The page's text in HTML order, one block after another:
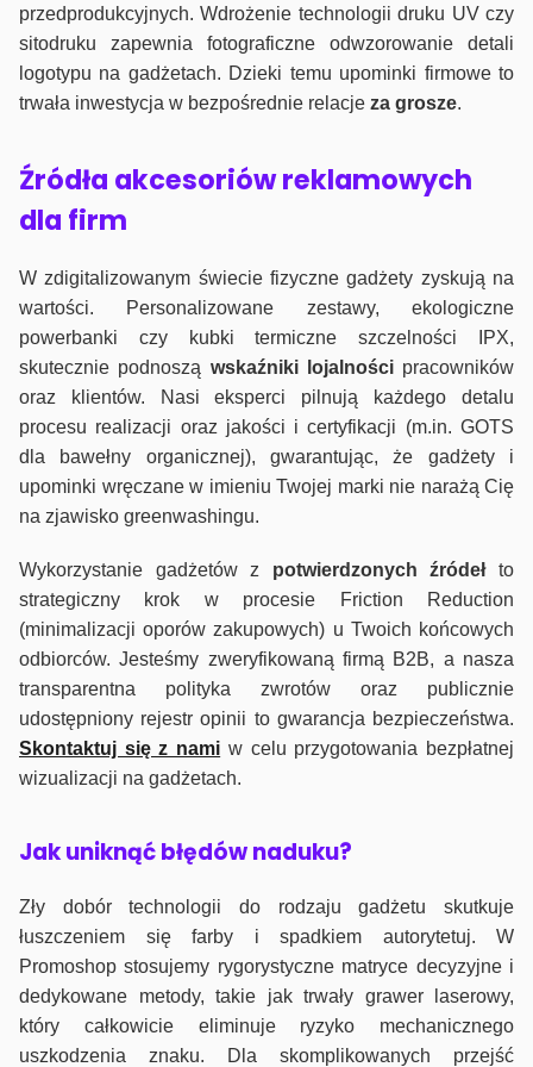
przedprodukcyjnych. Wdrożenie technologii druku UV czy
sitodruku zapewnia fotograficzne odwzorowanie detali
logotypu na gadżetach. Dzieki temu upominki firmowe to
trwała inwestycja w bezpośrednie relacje za grosze.
Źródła akcesoriów reklamowych
dla firm
W zdigitalizowanym świecie fizyczne gadżety zyskują na
wartości. Personalizowane zestawy, ekologiczne
powerbanki czy kubki termiczne szczelności IPX,
skutecznie podnoszą wskaźniki lojalnościpracowników
oraz klientów. Nasi eksperci pilnują każdego detalu
procesu realizacji oraz jakości i certyfikacji (m.in. GOTS
dla bawełny organicznej), gwarantując, że gadżety i
upominki wręczane w imieniu Twojej marki nie narażą Cię
na zjawisko greenwashingu.
Wykorzystanie gadżetów z potwierdzonych źródełto
strategiczny krok w procesie Friction Reduction
(minimalizacji oporów zakupowych) u Twoich końcowych
odbiorców. Jesteśmy zweryfikowaną firmą B2B, a nasza
transparentna polityka zwrotów oraz publicznie
udostępniony rejestr opinii to gwarancja bezpieczeństwa.
Skontaktuj się z nami w celu przygotowania bezpłatnej
wizualizacji na gadżetach.
Jak uniknąć błędów naduku?
Zły dobór technologii do rodzaju gadżetu skutkuje
łuszczeniem się farby i spadkiem autorytetuj. W
Promoshop stosujemy rygorystyczne matryce decyzyjne i
dedykowane metody, takie jak trwały grawer laserowy,
który całkowicie eliminuje ryzyko mechanicznego
uszkodzenia znaku. Dla skomplikowanych przejść